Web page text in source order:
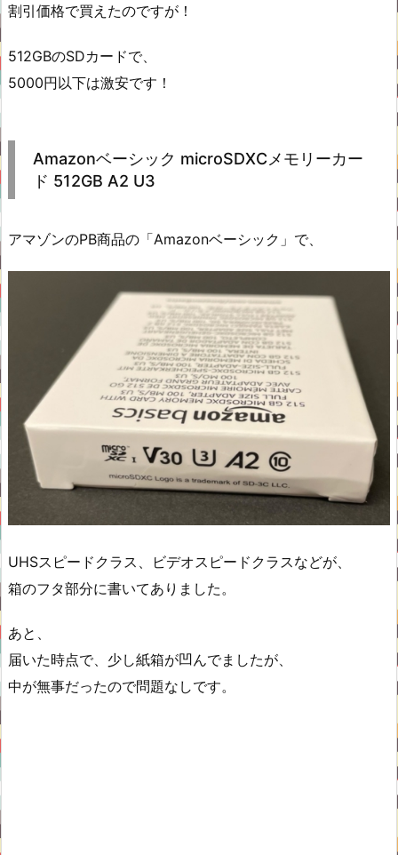
割引価格で買えたのですが！
512GBのSDカードで、
5000円以下は激安です！
Amazonベーシック microSDXCメモリーカー
ド 512GB A2 U3
アマゾンのPB商品の「Amazonベーシック」で、
UHSスピードクラス、ビデオスピードクラスなどが、
箱のフタ部分に書いてありました。
あと、
届いた時点で、少し紙箱が凹んでましたが、
中が無事だったので問題なしです。